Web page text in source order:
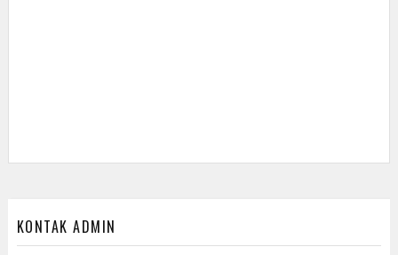
KONTAK ADMIN